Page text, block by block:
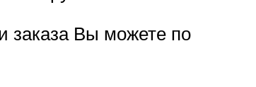
заказа Вы можете по